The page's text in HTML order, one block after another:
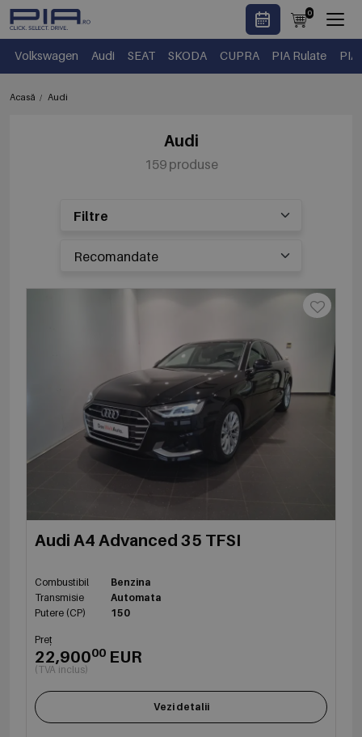
0
Volkswagen Audi SEAT SKODA CUPRA PIA Rulate PIA
Acasă Audi
Audi
159 produse
Filtre
Audi A4 Advanced 35 TFSI
Combustibil
Benzina
Transmisie
Automata
Putere (CP)
150
Preț
22,90000 EUR
(TVA inclus)
Vezi detalii